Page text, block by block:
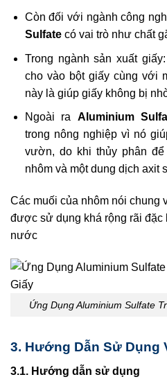
Còn đối với ngành công
Sulfatecó vai trò như chất
Trong ngành sản xuất giấy:
cho vào bột giấy cùng với
này là giúp giấy không bị
Ngoài ra Aluminium
trong nông nghiệp vì nó
vườn, do khi thủy phân
nhôm và một dung dịch axit
Các muối của nhôm nói chung
được sử dụng khá rộng rãi đặc
nước
Ứng Dụng Aluminium Sulfate
3. Hướng Dẫn Sử Dụng
3.1. Hướng dẫn sử dụng